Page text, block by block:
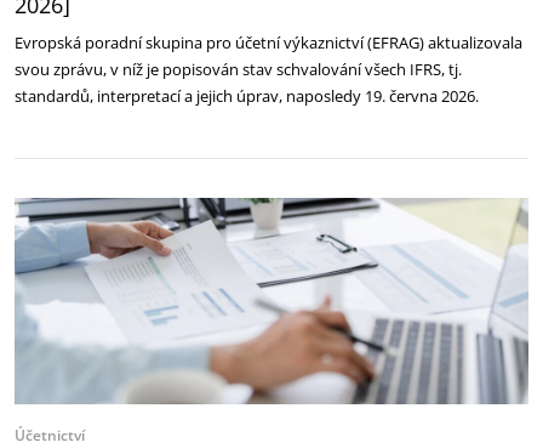
Evropská poradní skupina pro účetní výkaznictví (EFRAG) aktualizovala
svou zprávu, v níž je popisován stav schvalování všech IFRS, tj.
standardů, interpretací a jejich úprav, naposledy 19. června 2026.
Účetnictví